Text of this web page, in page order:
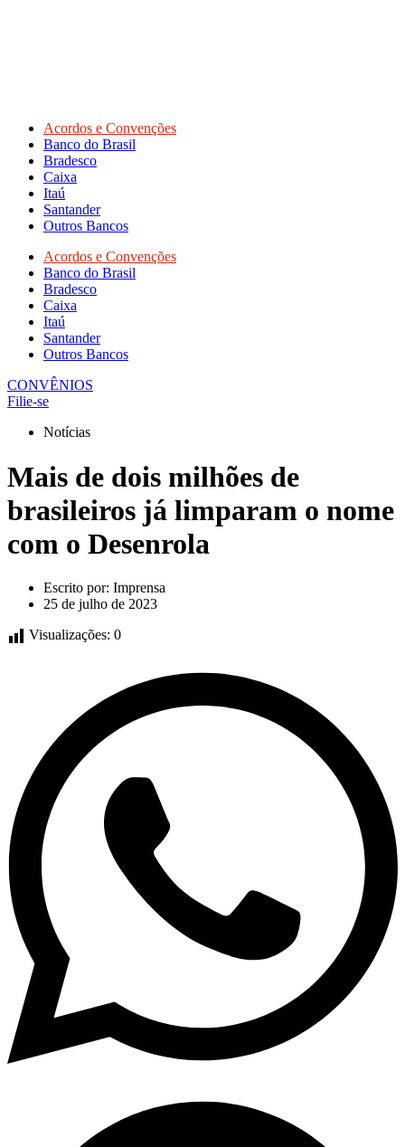
Acordos e Convenções
Banco do Brasil
Bradesco
Caixa
Itaú
Santander
Outros Bancos
Acordos e Convenções
Banco do Brasil
Bradesco
Caixa
Itaú
Santander
Outros Bancos
CONVÊNIOS
Filie-se
Notícias
Mais de dois milhões de
brasileiros já limparam o nome
com o Desenrola
Escrito por: Imprensa
25 de julho de 2023
Visualizações: 0